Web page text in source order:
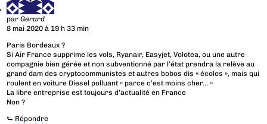
parGerard
8 mai 2020 à 19 h 33 min
Paris Bordeaux ?
Si Air France supprime les vols, Ryanair, Easyjet, Volotea, ou une autre
compagnie bien gérée et non subventionné par l’état prendra la relève au
grand dam des cryptocommunistes et autres bobos dis « écolos », mais qui
roulent en voiture Diesel polluant « parce c’est moins cher… »
La libre entreprise est toujours d’actualité en France
Non ?
⮑ Répondre